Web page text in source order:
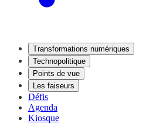
Transformations numériques
Technopolitique
Points de vue
Les faiseurs
Défis
Agenda
Kiosque